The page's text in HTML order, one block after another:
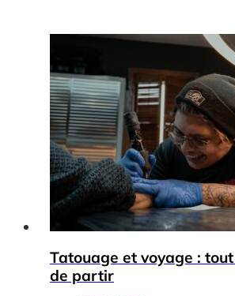
Tatouage et voyage :
de partir